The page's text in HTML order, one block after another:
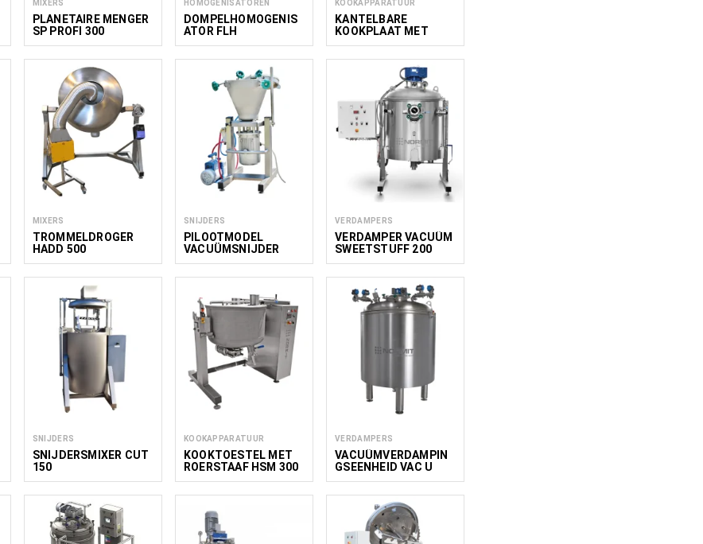
MIXERS
PLANETAIRE MENGER
SP PROFI 300
HOMOGENISATOREN
DOMPELHOMOGENIS
ATOR FLH
KOOKAPPARATUUR
KANTELBARE
KOOKPLAAT MET
ROEREN
MIXERS
TROMMELDROGER
HADD 500
SNIJDERS
PILOOTMODEL
VACUÜMSNIJDER
CUT LAB
VERDAMPERS
VERDAMPER VACUÜM
SWEETSTUFF 200
SNIJDERS
SNIJDERSMIXER CUT
150
KOOKAPPARATUUR
KOOKTOESTEL MET
ROERSTAAF HSM 300
VERDAMPERS
VACUÜMVERDAMPIN
GSEENHEID VAC U